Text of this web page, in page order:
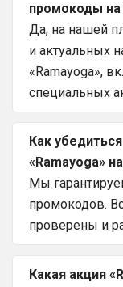
промокоды на
Да, на нашей
и актуальных
«Ramayoga»,
специальных
Как
«Ramayoga»
Мы
промокодов.
проверены и
Какая акция